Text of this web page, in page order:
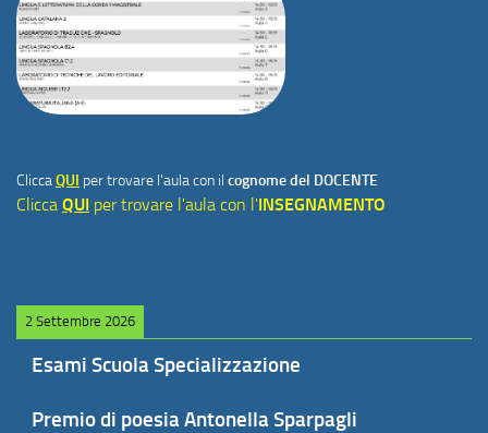
CliccaQUI per trovare l'aula con il cognome del DOCENTE
Clicca QUI per trovare l'aula con l'INSEGNAMENTO
2 Settembre 2026
Esami Scuola Specializzazione
Premio di poesia Antonella Sparpagli